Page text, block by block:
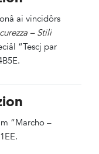
ai vincidôrs
– Stili
“Tescj par
“Marcho –